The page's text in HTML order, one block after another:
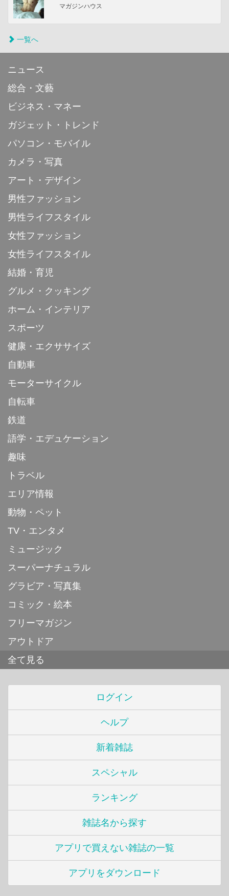
マガジンハウス
一覧へ
ニュース
総合・文藝
ビジネス・マネー
ガジェット・トレンド
パソコン・モバイル
カメラ・写真
アート・デザイン
男性ファッション
男性ライフスタイル
女性ファッション
女性ライフスタイル
結婚・育児
グルメ・クッキング
ホーム・インテリア
スポーツ
健康・エクササイズ
自動車
モーターサイクル
自転車
鉄道
語学・エデュケーション
趣味
トラベル
エリア情報
動物・ペット
TV・エンタメ
ミュージック
スーパーナチュラル
グラビア・写真集
コミック・絵本
フリーマガジン
アウトドア
全て見る
ログイン
ヘルプ
新着雑誌
スペシャル
ランキング
雑誌名から探す
アプリで買えない雑誌の一覧
アプリをダウンロード